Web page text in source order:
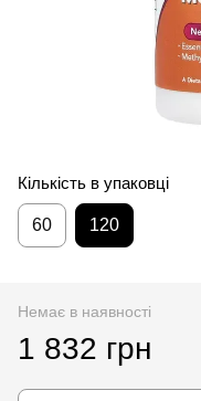
Кількість в упаковці
60 120
Немає в наявності
1 832 грн